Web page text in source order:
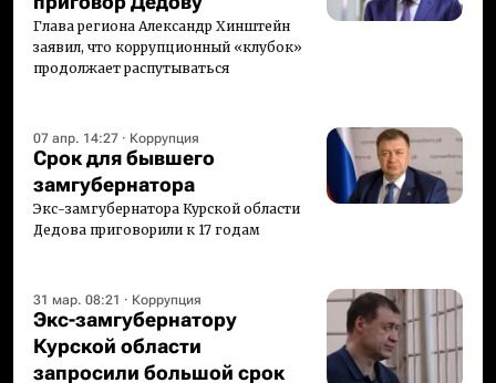
Глава региона Александр Хинштейн
заявил, что коррупционный «клубок»
продолжает распутываться
07 апр. 14:27 · Коррупция
Срок для бывшего
замгубернатора
Экс-замгубернатора Курской области
Дедова приговорили к 17 годам
31 мар. 08:21 · Коррупция
Экс-замгубернатору
Курской области
запросили большой срок